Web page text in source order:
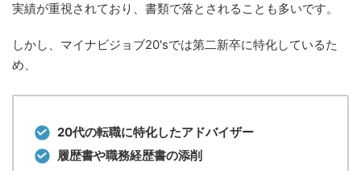
実績が重視されており、書類で落とされることも多いです。
しかし、マイナビジョブ20'sでは第二新卒に特化しているた
め、
20代の転職に特化したアドバイザー
履歴書や職務経歴書の添削